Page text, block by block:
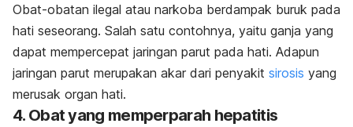
Obat-obatan ilegal atau narkoba berdampak buruk pada
hati seseorang. Salah satu contohnya, yaitu ganja yang
dapat mempercepat jaringan parut pada hati. Adapun
jaringan parut merupakan akar dari penyakit sirosis yang
merusak organ hati.
4. Obat yang memperparah hepatitis